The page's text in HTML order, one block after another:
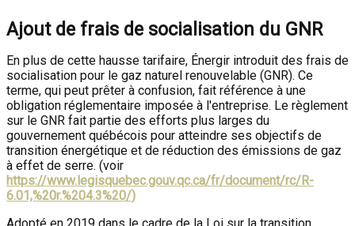
Ajout de frais de socialisation du GNR
En plus de cette hausse tarifaire, Énergir introduit des frais de
socialisation pour le gaz naturel renouvelable (GNR). Ce
terme, qui peut prêter à confusion, fait référence à une
obligation réglementaire imposée à l'entreprise. Le règlement
sur le GNR fait partie des efforts plus larges du
gouvernement québécois pour atteindre ses objectifs de
transition énergétique et de réduction des émissions de gaz
à effet de serre. (voir
https://www.legisquebec.gouv.qc.ca/fr/document/rc/R-
6.01,%20r.%204.3%20/)